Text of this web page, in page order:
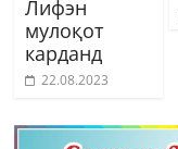
Лифэн
мулоқот
карданд
22.08.2023